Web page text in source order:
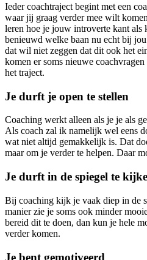
Ieder coachtraject begint met een
waar jij graag verder mee wilt
leren hoe je jouw introverte kant als
benieuwd welke baan nu echt bij
dat wil niet zeggen dat dit ook het
komen er soms nieuwe
het traject.
Je durft je open te stellen
Coaching werkt alleen als je je als
Als coach zal ik namelijk wel eens
wat niet altijd gemakkelijk is. Dat
maar om je verder te helpen. Daar
Je durft in de spiegel te
Bij coaching kijk je vaak diep in de
manier zie je soms ook minder
bereid dit te doen, dan kun je hele
verder komen.
Je bent gemotiveerd